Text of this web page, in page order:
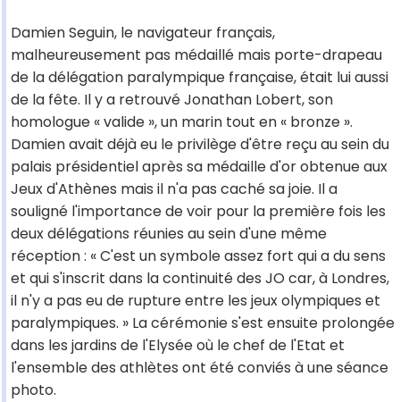
Damien Seguin, le navigateur français,
malheureusement pas médaillé mais porte-drapeau
de la délégation paralympique française, était lui aussi
de la fête. Il y a retrouvé Jonathan Lobert, son
homologue « valide », un marin tout en « bronze ».
Damien avait déjà eu le privilège d'être reçu au sein du
palais présidentiel après sa médaille d'or obtenue aux
Jeux d'Athènes mais il n'a pas caché sa joie. Il a
souligné l'importance de voir pour la première fois les
deux délégations réunies au sein d'une même
réception : « C'est un symbole assez fort qui a du sens
et qui s'inscrit dans la continuité des JO car, à Londres,
il n'y a pas eu de rupture entre les jeux olympiques et
paralympiques. » La cérémonie s'est ensuite prolongée
dans les jardins de l'Elysée où le chef de l'Etat et
l'ensemble des athlètes ont été conviés à une séance
photo.